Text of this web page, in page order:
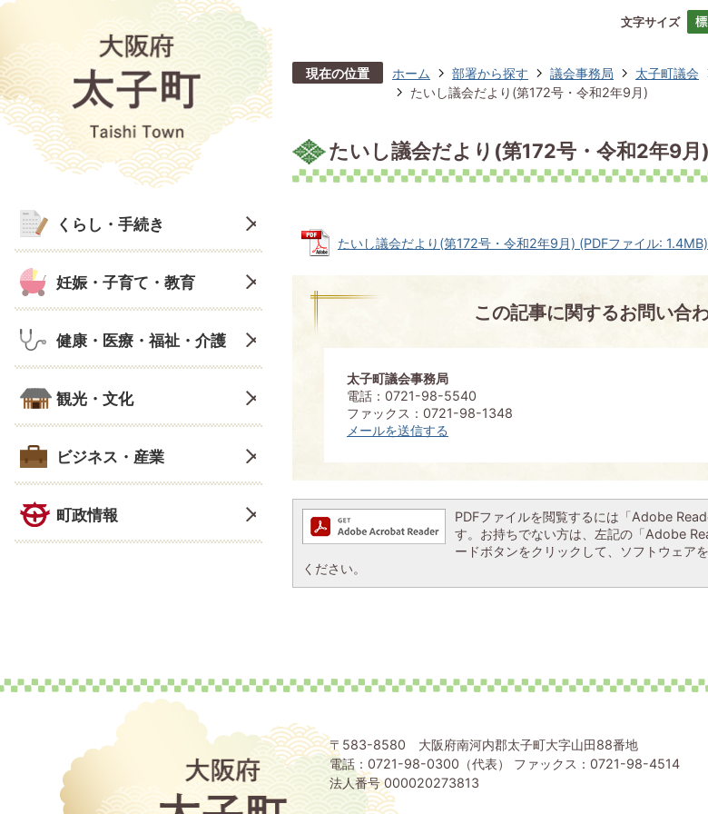
文字サイズ
くらし・手続き
妊娠・子育て・教育
健康・医療・福祉・介護
観光・文化
ビジネス・産業
町政情報
現在の位置 ホーム 部署から探す 議会事務局 太子町議会
たいし議会だより(第172号・令和2年9月)
たいし議会だより(第172号・令和2年9月)
たいし議会だより(第172号・令和2年9月) (PDFファイル: 1.4MB)
この記事に関するお問い合
太子町議会事務局
電話：0721-98-5540
ファックス：0721-98-1348
メールを送信する
PDFファイルを閲覧するには「Adobe
す。お持ちでない方は、左記の「Adobe
ードボタンをクリックして、ソフトウェア
ください。
〒583-8580 大阪府南河内郡太子町大字山田88番地
電話：0721-98-0300（代表） ファックス：0721-98-4514
法人番号 000020273813